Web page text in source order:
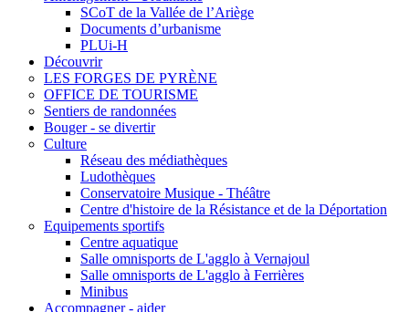
SCoT de la Vallée de l’Ariège
Documents d’urbanisme
PLUi-H
Découvrir
LES FORGES DE PYRÈNE
OFFICE DE TOURISME
Sentiers de randonnées
Bouger - se divertir
Culture
Réseau des médiathèques
Ludothèques
Conservatoire Musique - Théâtre
Centre d'histoire de la Résistance et de la Déportation
Equipements sportifs
Centre aquatique
Salle omnisports de L'agglo à Vernajoul
Salle omnisports de L'agglo à Ferrières
Minibus
Accompagner - aider